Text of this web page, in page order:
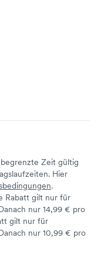
Zeit gültig
Hier
.
Rabatt gilt nur für
nur 14,99 € pro
gilt nur für
nur 10,99 € pro